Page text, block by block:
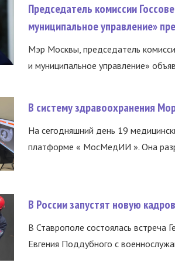
Председатель комиссии
муниципальное управление»
Мэр Москвы, председатель
и муниципальное управление»
В систему здравоохранения
На сегодняшний день 19
платформе « МосМедИИ ». Она
В России запустят новую
В Ставрополе состоялась встреча
Евгения Поддубного с